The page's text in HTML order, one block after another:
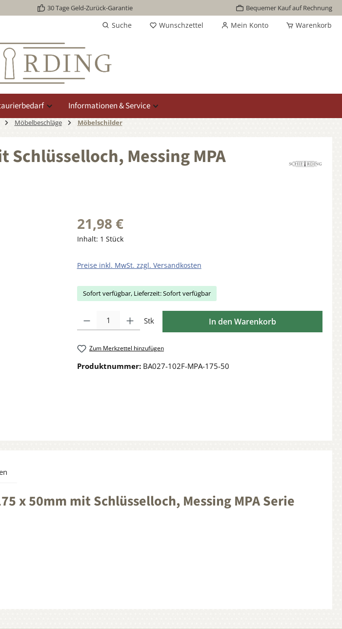
30 Tage Geld-Zurück-Garantie Bequemer Kauf auf Rechnung
Suche Wunschzettel Mein Konto Warenkorb
Informationen & Service
Möbelbeschläge Möbelschilder
Messing MPA
21,98 €
Inhalt: 1 Stück
Preise inkl. MwSt. zzgl. Versandkosten
Sofort verfügbar, Lieferzeit: Sofort verfügbar
Stk In den Warenkorb
Zum Merkzettel hinzufügen
Produktnummer: BA027-102F-MPA-175-50
x 50mm mit Schlüsselloch, Messing MPA Serie